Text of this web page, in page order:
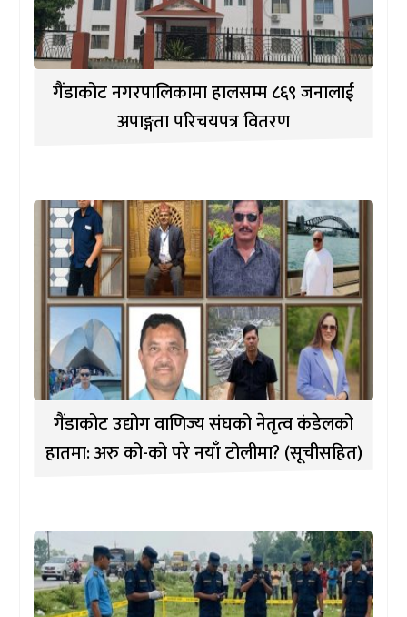
गैंडाकोट नगरपालिकामा हालसम्म ८६९ जनालाई
अपाङ्गता परिचयपत्र वितरण
गैंडाकोट उद्योग वाणिज्य संघको नेतृत्व कंडेलको
हातमा: अरु को-को परे नयाँ टोलीमा? (सूचीसहित)